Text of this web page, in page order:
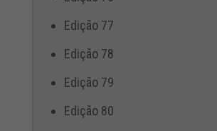
Edição 77
Edição 78
Edição 79
Edição 80